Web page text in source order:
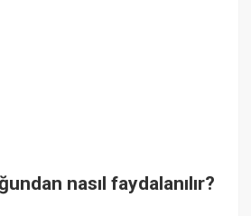
nasıl faydalanılır?